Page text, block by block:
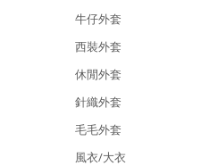
牛仔外套
西裝外套
休閒外套
針織外套
毛毛外套
風衣/大衣